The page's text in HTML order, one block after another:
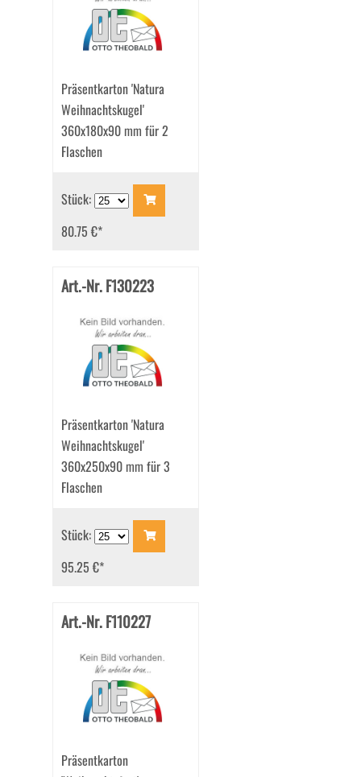
Präsentkarton 'Natura
Weihnachtskugel'
360x180x90 mm für 2
Flaschen
Stück:
80.75 €*
Art.-Nr. F130223
Präsentkarton 'Natura
Weihnachtskugel'
360x250x90 mm für 3
Flaschen
Stück:
95.25 €*
Art.-Nr. F110227
Präsentkarton